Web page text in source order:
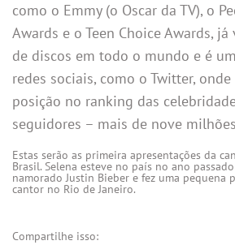
como o Emmy (o Oscar da TV), o
Awards e o Teen Choice Awards,
de discos em todo o mundo e é
redes sociais, como o Twitter,
posição no ranking das
seguidores – mais de nove
Estas serão as primeira apresentações da
Brasil. Selena esteve no país no ano
namorado Justin Bieber e fez uma pequena
cantor no Rio de Janeiro.
Compartilhe isso: